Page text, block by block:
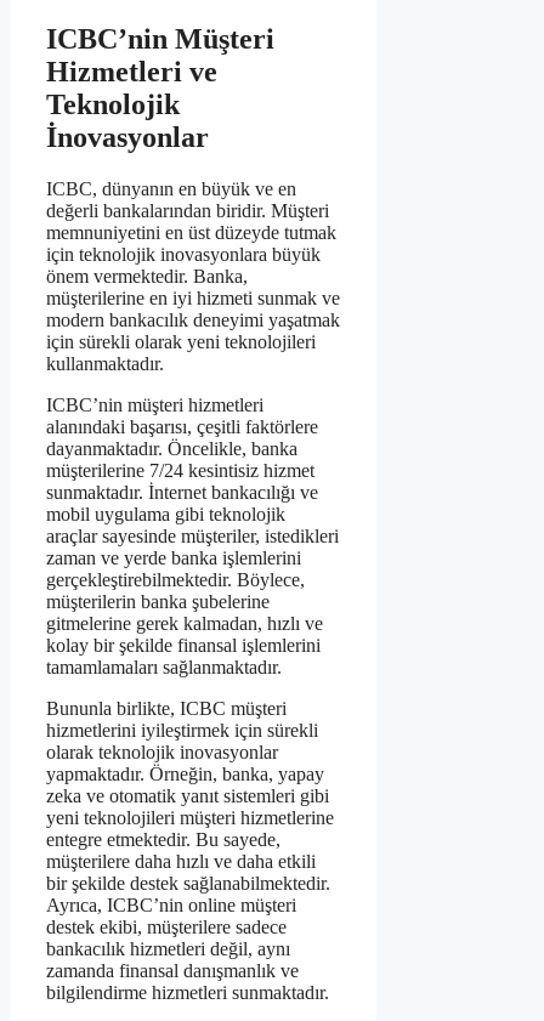
ICBC’nin Müşteri
Hizmetleri ve
Teknolojik
İnovasyonlar
ICBC, dünyanın en büyük ve en
değerli bankalarından biridir. Müşteri
memnuniyetini en üst düzeyde tutmak
için teknolojik inovasyonlara büyük
önem vermektedir. Banka,
müşterilerine en iyi hizmeti sunmak ve
modern bankacılık deneyimi yaşatmak
için sürekli olarak yeni teknolojileri
kullanmaktadır.
ICBC’nin müşteri hizmetleri
alanındaki başarısı, çeşitli faktörlere
dayanmaktadır. Öncelikle, banka
müşterilerine 7/24 kesintisiz hizmet
sunmaktadır. İnternet bankacılığı ve
mobil uygulama gibi teknolojik
araçlar sayesinde müşteriler, istedikleri
zaman ve yerde banka işlemlerini
gerçekleştirebilmektedir. Böylece,
müşterilerin banka şubelerine
gitmelerine gerek kalmadan, hızlı ve
kolay bir şekilde finansal işlemlerini
tamamlamaları sağlanmaktadır.
Bununla birlikte, ICBC müşteri
hizmetlerini iyileştirmek için sürekli
olarak teknolojik inovasyonlar
yapmaktadır. Örneğin, banka, yapay
zeka ve otomatik yanıt sistemleri gibi
yeni teknolojileri müşteri hizmetlerine
entegre etmektedir. Bu sayede,
müşterilere daha hızlı ve daha etkili
bir şekilde destek sağlanabilmektedir.
Ayrıca, ICBC’nin online müşteri
destek ekibi, müşterilere sadece
bankacılık hizmetleri değil, aynı
zamanda finansal danışmanlık ve
bilgilendirme hizmetleri sunmaktadır.